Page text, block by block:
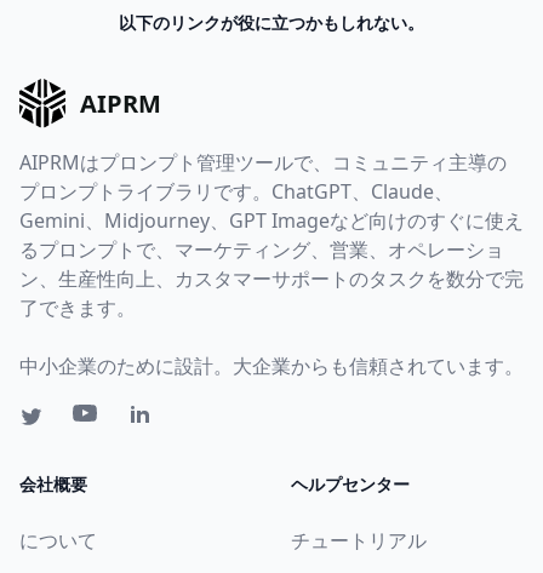
以下のリンクが役に立つかもしれない。
AIPRM
AIPRMはプロンプト管理ツールで、コミュニティ主導の
プロンプトライブラリです。ChatGPT、Claude、
Gemini、Midjourney、GPT Imageなど向けのすぐに使え
るプロンプトで、マーケティング、営業、オペレーショ
ン、生産性向上、カスタマーサポートのタスクを数分で完
了できます。
中小企業のために設計。大企業からも信頼されています。
会社概要
について
ヘルプセンター
チュートリアル